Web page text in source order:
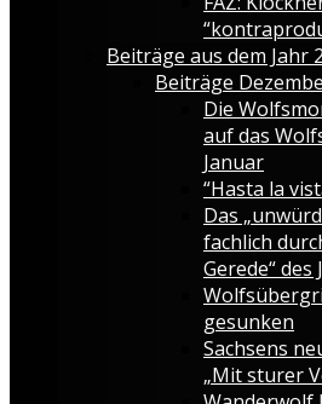
Beiträge aus dem Jahr
Beiträge
Die
auf das
Januar
“Hasta la
Das
fachlich
Gerede“
gesunken
Sachsens
„Mit sturer